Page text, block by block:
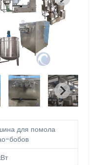
для помола
бобов